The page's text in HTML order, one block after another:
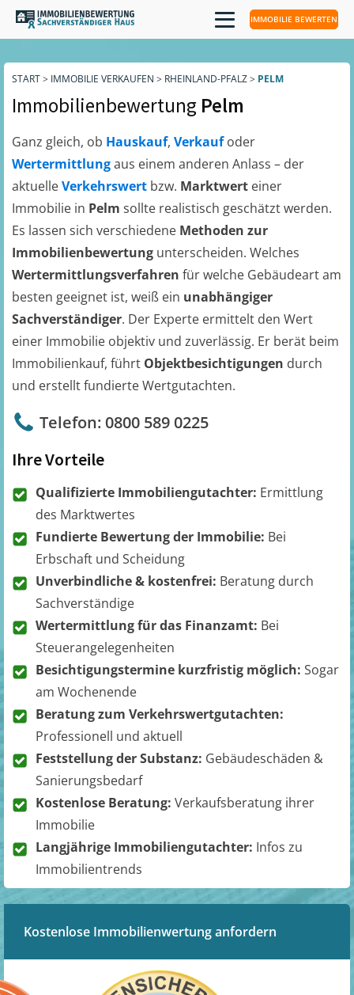
IMMOBILIE BEWERTEN
START> IMMOBILIE VERKAUFEN > RHEINLAND-PFALZ> PELM
Immobilienbewertung Pelm
Ganz gleich, ob Hauskauf, Verkaufoder
Wertermittlungaus einem anderen Anlass – der
aktuelleVerkehrswert bzw. Marktwert einer
Immobilie in Pelm sollte realistisch geschätzt werden.
Es lassen sich verschiedene Methoden zur
Immobilienbewertung unterscheiden. Welches
Wertermittlungsverfahren für welche Gebäudeart am
besten geeignet ist, weiß ein unabhängiger
Sachverständiger. Der Experte ermittelt den Wert
einer Immobilie objektiv und zuverlässig. Er berät beim
Immobilienkauf, führt Objektbesichtigungen durch
und erstellt fundierte Wertgutachten.
Telefon: 0800 589 0225
Ihre Vorteile
Qualifizierte Immobiliengutachter: Ermittlung
des Marktwertes
Fundierte Bewertung der Immobilie: Bei
Erbschaft und Scheidung
Unverbindliche & kostenfrei: Beratung durch
Sachverständige
Wertermittlung für das Finanzamt: Bei
Steuerangelegenheiten
Besichtigungstermine kurzfristig möglich: Sogar
am Wochenende
Beratung zum Verkehrswertgutachten:
Professionell und aktuell
Feststellung der Substanz: Gebäudeschäden &
Sanierungsbedarf
Kostenlose Beratung: Verkaufsberatung ihrer
Immobilie
Langjährige Immobiliengutachter: Infos zu
Immobilientrends
Kostenlose Immobilienwertung anfordern